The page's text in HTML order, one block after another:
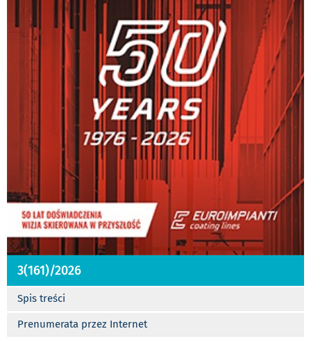
3(161)/2026
Spis treści
Prenumerata przez Internet